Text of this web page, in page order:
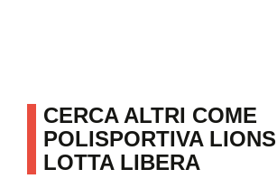
CERCA ALTRI COME
POLISPORTIVA
LOTTA LIBERA